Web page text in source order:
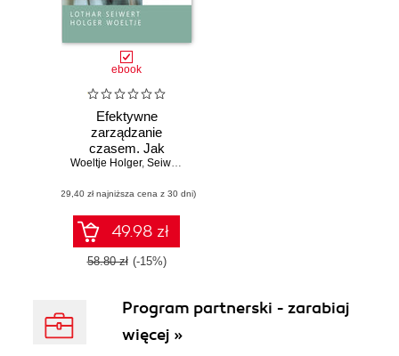
ebook
Efektywne
zarządzanie
czasem. Jak
wykorzystać
do zorganizowania
pracy i życia
osobistego
Woeltje Holger, Seiwert Lothar
(29,40 zł najniższa cena z 30 dni)
49.98 zł
58.80 zł (-15%)
Program partnerski - zarabiaj
więcej »